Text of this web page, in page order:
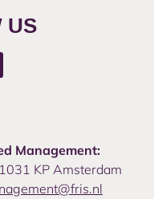
Management:
KP Amsterdam